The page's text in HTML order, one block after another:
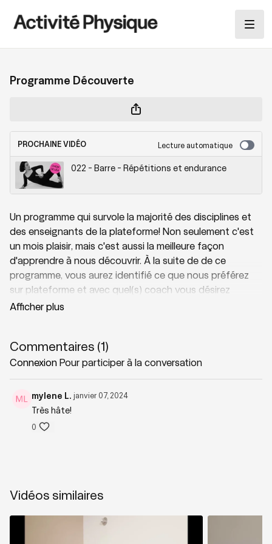
Programme Découverte
PROCHAINE VIDÉO Lecture automatique
022 - Barre - Répétitions et endurance
Un programme qui survole la majorité des disciplines et
des enseignants de la plateforme! Non seulement c'est
un mois plaisir, mais c'est aussi la meilleure façon
d'apprendre à nous découvrir. À la suite de de ce
programme, vous aurez identifié ce que nous préférez
sur plateforme et avec quel(s) coach vous désirez
poursuivre votre cheminement. Comme le dit Eve-Marie;
Commentaires (1)
Connexion Pour participer à la conversation
mylene L. janvier 07, 2024
Très hâte!
0
Vidéos similaires